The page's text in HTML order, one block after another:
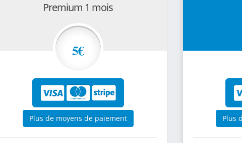
Premium 1 mois
5€
Plus de moyens de paiement Plus